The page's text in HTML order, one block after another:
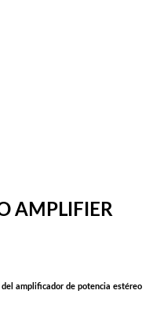
AMPLIFIER
amplificador de potencia estéreo